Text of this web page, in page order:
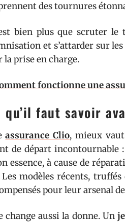
des tournures
bien plus que scruter
et s’attarder sur
prise en charge.
fonctionne une
faut savoir
assurance Clio, mieux
de départ incontournable
essence, à cause de
modèles récents,
pour leur arsenal
aussi la donne. Un